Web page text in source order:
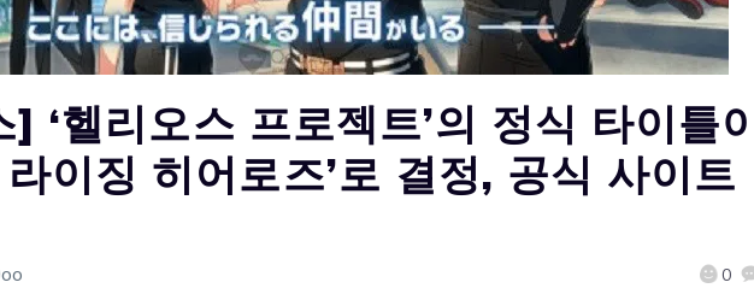
‘헬리오스 프로젝트’의 정식 타이틀
라이징 히어로즈’로 결정, 공식 사이트
0